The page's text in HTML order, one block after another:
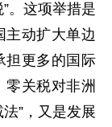
。这项举措是
主动扩大单边
担更多的国际
零关税对非洲
”，又是发展